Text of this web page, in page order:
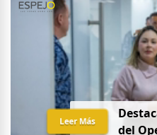
del
Leer Más